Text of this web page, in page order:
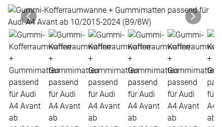
Produktgalerie
Zur Kaufbox springen